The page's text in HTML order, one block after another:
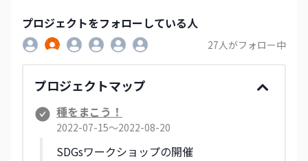
プロジェクトをフォローしている人
27人がフォロー中
プロジェクトマップ
種をまこう！
2022-07-15〜2022-08-20
SDGsワークショップの開催